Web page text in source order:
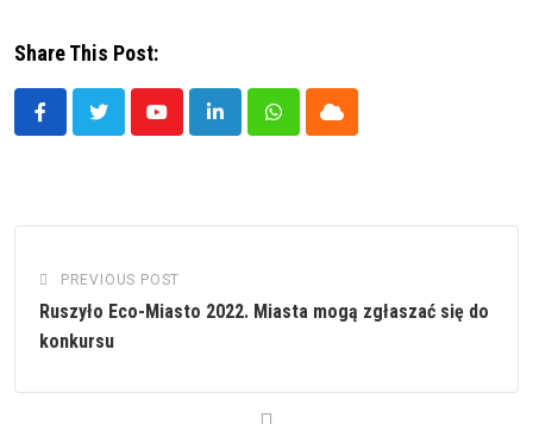
Share This Post:
YoutubeLinkedInWhatsappCloud
PREVIOUS POST
Ruszyło Eco-Miasto 2022. Miasta mogą zgłaszać się do
konkursu